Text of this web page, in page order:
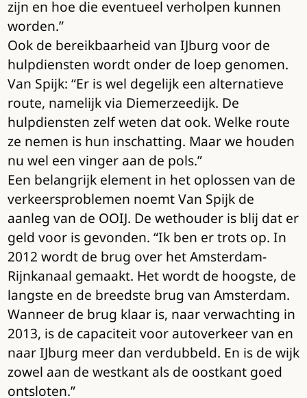
zijn en hoe die eventueel verholpen kunnen
worden.”
Ook de bereikbaarheid van IJburg voor de
hulpdiensten wordt onder de loep genomen.
Van Spijk: “Er is wel degelijk een alternatieve
route, namelijk via Diemerzeedijk. De
hulpdiensten zelf weten dat ook. Welke route
ze nemen is hun inschatting. Maar we houden
nu wel een vinger aan de pols.”
Een belangrijk element in het oplossen van de
verkeersproblemen noemt Van Spijk de
aanleg van de OOIJ. De wethouder is blij dat er
geld voor is gevonden. “Ik ben er trots op. In
2012 wordt de brug over het Amsterdam-
Rijnkanaal gemaakt. Het wordt de hoogste, de
langste en de breedste brug van Amsterdam.
Wanneer de brug klaar is, naar verwachting in
2013, is de capaciteit voor autoverkeer van en
naar IJburg meer dan verdubbeld. En is de wijk
zowel aan de westkant als de oostkant goed
ontsloten.”